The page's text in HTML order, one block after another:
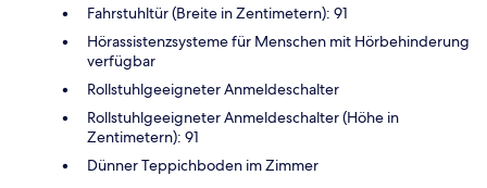
Fahrstuhltür (Breite in Zentimetern): 91
Hörassistenzsysteme für Menschen mit Hörbehinderung
verfügbar
Rollstuhlgeeigneter Anmeldeschalter
Rollstuhlgeeigneter Anmeldeschalter (Höhe in
Zentimetern): 91
Dünner Teppichboden im Zimmer